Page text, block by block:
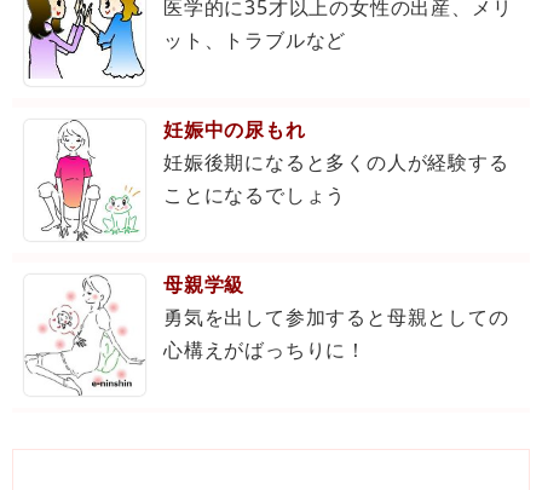
医学的に35才以上の女性の出産、メリ
ット、トラブルなど
妊娠中の尿もれ
妊娠後期になると多くの人が経験する
ことになるでしょう
母親学級
勇気を出して参加すると母親としての
心構えがばっちりに！